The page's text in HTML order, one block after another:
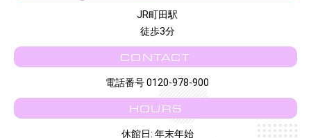
JR町田駅
徒歩3分
CONTACT
電話番号 0120-978-900
HOURS
休館日: 年末年始